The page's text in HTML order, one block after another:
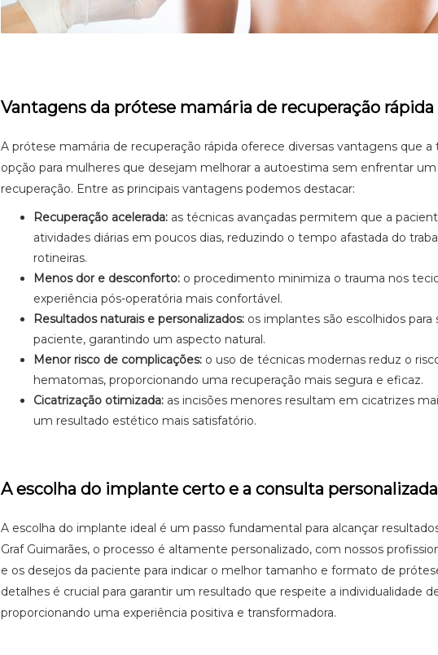
Vantagens da prótese mamária de recuperação rápida
A prótese mamária de recuperação rápida oferece diversas vantagens que
opção para mulheres que desejam melhorar a autoestima sem enfrentar
recuperação. Entre as principais vantagens podemos destacar:
Recuperação acelerada:as técnicas avançadas permitem que a
atividades diárias em poucos dias, reduzindo o tempo afastada do
rotineiras.
Menos dor e desconforto:o procedimento minimiza o trauma nos
experiência pós-operatória mais confortável.
Resultados naturais e personalizados:os implantes são escolhidos para
paciente, garantindo um aspecto natural.
Menor risco de complicações:o uso de técnicas modernas reduz o
hematomas, proporcionando uma recuperação mais segura e eficaz.
Cicatrização otimizada:as incisões menores resultam em cicatrizes
um resultado estético mais satisfatório.
A escolha do implante certo e a consulta personalizada
A escolha do implante ideal é um passo fundamental para alcançar
Graf Guimarães, o processo é altamente personalizado, com nossos
e os desejos da paciente para indicar o melhor tamanho e formato de
detalhes é crucial para garantir um resultado que respeite a individualidade
proporcionando uma experiência positiva e transformadora.